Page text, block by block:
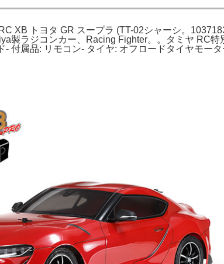
XB トヨタ GR スープラ (TT-02シャーシ。
製ラジコンカー、Racing Fighter。。タミヤ RC
- 付属品: リモコン- タイヤ: オフロードタイヤモー